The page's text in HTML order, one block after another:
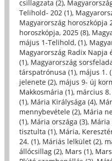
csillagzata (2),
Telihold- 202 (1),
Magyarország horoszkópja
horoszkópja, 2025 (8),
május 1-Telihold, (1),
Magyarország Radix Napja
(1), Magyarország
társpatrónusa (1), május 1.
jelenete (2), május 9- új
Makkosmária (1), március 8.
(1), Mária Királysága (4),
mennybevétele (2), Mária
(1), Mária országa (3), Mária
tisztulta (1), Mária,
24. (1), Máriás lelkület (2),
állócsillag (2), Mars (1),